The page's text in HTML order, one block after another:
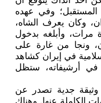
المستقبل؛ وفي عهده
وكان ‏يعرف الشاه،
مرات، وأبلغه بدخول
ونجا ‏من غارة على
في إيران كشاهد
في ‏أرشيفاته، ستظل
وثيقة جدية تصدر عن